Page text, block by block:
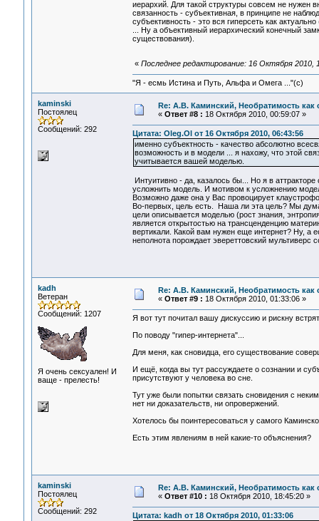
иерархий. Для такой структуры совсем не нужен
связанность - субъективная, в принципе не
субъективность - это вся гиперсеть как
... Ну а объективный иерархический конечный
существования).
« Последнее редактирование: 16 Октября 2010,
"Я - есмь Истина и Путь, Альфа и Омега ..."(с)
kaminski
Постоялец
Сообщений: 292
Re: А.В. Каминский, Необратимость как
« Ответ #8 : 18 Октября 2010, 00:59:07 »
Цитата: Oleg.Ol от 16 Октября 2010, 06:43:56
именно субъектность - качество абсолютно
возможность и в модели ... я нахожу, что этой
учитывается вашей моделью.
Интуитивно - да, казалось бы... Но я в
усложнить модель. И мотивом к усложнению
Возможно даже она у Вас провоцирует
Во-первых, цель есть. Наша ли эта цель? Мы
цели описывается моделью (рост знания,
является открытостью на трансценденцию
вертикали. Какой вам нужен еще интернет? Ну, а
неполнота порождает эвереттовский
kadh
Ветеран
Сообщений: 1207
Я очень сексуален! И
ваще - прелесть!
Re: А.В. Каминский, Необратимость как
« Ответ #9 : 18 Октября 2010, 01:33:06 »
Я вот тут почитал вашу дискуссию и рискну
По поводу "гипер-интернета"...
Для меня, как сновидца, его существование
И ещё, когда вы тут рассуждаете о сознании и
присутствуют у человека во сне.
Тут уже были попытки связать сновидения с
нет ни доказательств, ни опровержений.
Хотелось бы поинтересоваться у самого
Есть этим явлениям в ней какие-то объяснения?
kaminski
Постоялец
Сообщений: 292
Re: А.В. Каминский, Необратимость как
« Ответ #10 : 18 Октября 2010, 18:45:20 »
Цитата: kadh от 18 Октября 2010, 01:33:06